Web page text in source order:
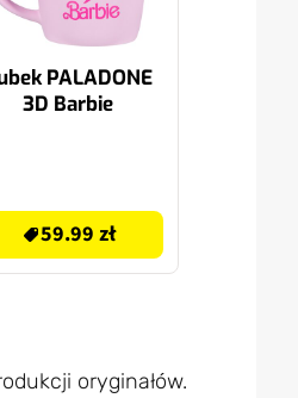
PALADONE
3D Barbie
59.99 zł
oryginałów.